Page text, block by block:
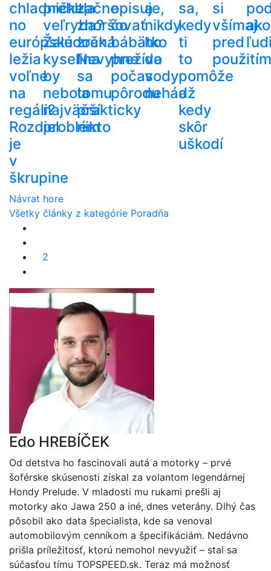
chladničke,
no
európske
ležia
voľne
na
regáli?
Rozdiel
je
v
škrupine
prehltla
veľryba?
Žalúdočná
kyselina
by
nebola
najväčší
problém
začne
zhoršovať
zrak.
Nevyhne
sa
tomu
prakticky
nikto
opisuje,
čo
bábätko
prežíva
počas
pôrodu
a
nikdy
ho
do
vody
nehádž
sa,
kedy
ti
to
pomôže
a
kedy
skôr
uškodí
si
všímaj
pred
použitím
ako
Návrat hore
Všetky články z kategórie Poradňa
2
Edo HREBÍČEK
Od detstva ho fascinovali autá a motorky – prvé
šoférske skúsenosti získal za volantom legendárnej
Hondy Prelude. V mladosti mu rukami prešli aj
motorky ako Jawa 250 a iné, dnes veterány. Dlhý čas
pôsobil ako data špecialista, kde sa venoval
automobilovým cenníkom a špecifikáciám. Nedávno
prišla príležitosť, ktorú nemohol nevyužiť – stal sa
súčasťou tímu TOPSPEED.sk. Teraz má možnosť